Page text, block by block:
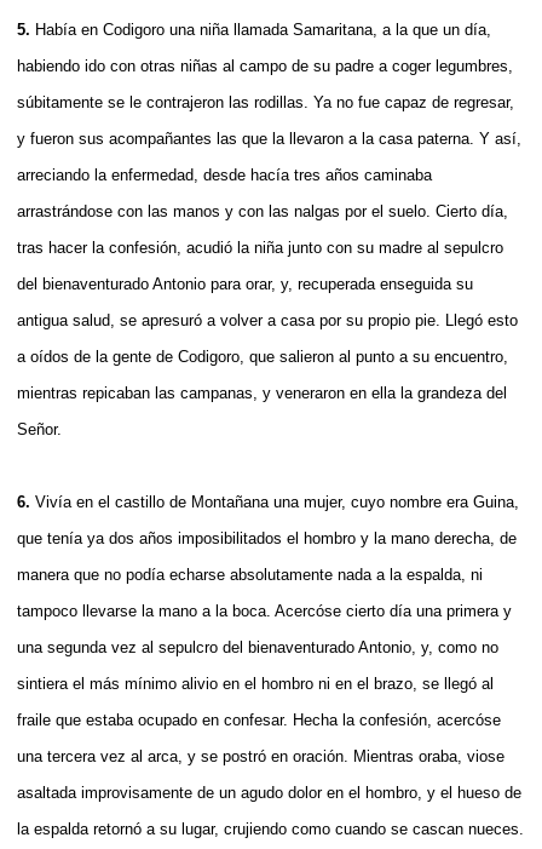
5. Había en Codigoro una niña llamada Samaritana, a la que un día,
habiendo ido con otras niñas al campo de su padre a coger legumbres,
súbitamente se le contrajeron las rodillas. Ya no fue capaz de regresar,
y fueron sus acompañantes las que la llevaron a la casa paterna. Y así,
arreciando la enfermedad, desde hacía tres años caminaba
arrastrándose con las manos y con las nalgas por el suelo. Cierto día,
tras hacer la confesión, acudió la niña junto con su madre al sepulcro
del bienaventurado Antonio para orar, y, recuperada enseguida su
antigua salud, se apresuró a volver a casa por su propio pie. Llegó esto
a oídos de la gente de Codigoro, que salieron al punto a su encuentro,
mientras repicaban las campanas, y veneraron en ella la grandeza del
Señor.
6. Vivía en el castillo de Montañana una mujer, cuyo nombre era Guina,
que tenía ya dos años imposibilitados el hombro y la mano derecha, de
manera que no podía echarse absolutamente nada a la espalda, ni
tampoco llevarse la mano a la boca. Acercóse cierto día una primera y
una segunda vez al sepulcro del bienaventurado Antonio, y, como no
sintiera el más mínimo alivio en el hombro ni en el brazo, se llegó al
fraile que estaba ocupado en confesar. Hecha la confesión, acercóse
una tercera vez al arca, y se postró en oración. Mientras oraba, viose
asaltada improvisamente de un agudo dolor en el hombro, y el hueso de
la espalda retornó a su lugar, crujiendo como cuando se cascan nueces.